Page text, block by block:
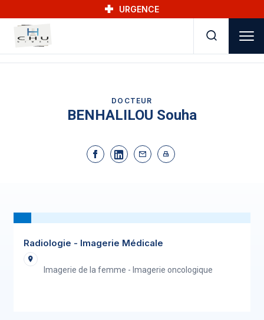
URGENCE
DOCTEUR
BENHALILOU Souha
Radiologie - Imagerie Médicale
Imagerie de la femme - Imagerie oncologique